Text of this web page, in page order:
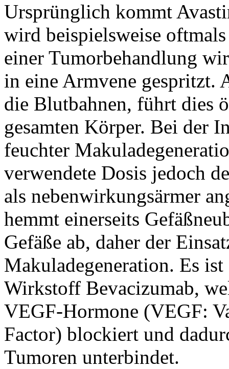
Ursprünglich kommt
wird beispielsweise
einer Tumorbehandlung
in eine Armvene gespritzt.
die Blutbahnen, führt dies
gesamten Körper. Bei der
feuchter
verwendete Dosis jedoch
als nebenwirkungsärmer
hemmt einerseits
Gefäße ab, daher der
Makuladegeneration. Es
Wirkstoff Bevacizumab,
VEGF-Hormone (VEGF:
Factor) blockiert und
Tumoren unterbindet.